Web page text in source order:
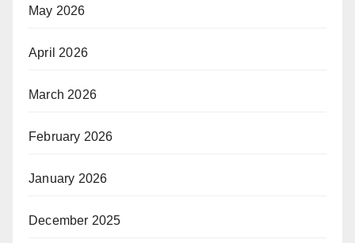
May 2026
April 2026
March 2026
February 2026
January 2026
December 2025